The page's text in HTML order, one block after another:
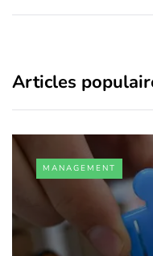
Articles
MANAGEMENT